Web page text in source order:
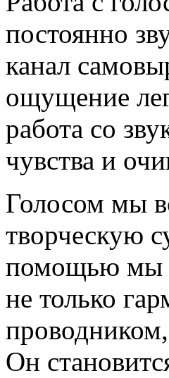
постоянно
канал
ощущение
работа со
чувства и
Голосом мы
творческую
помощью мы
не только
Он